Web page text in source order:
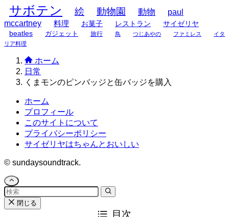
サボテン 絵 動物園 動物
paul
mccartney
料理 お菓子 レストラン サイゼリヤ
beatles ガジェット 旅行 鳥 つじあやの ファミレス
イタ
リア料理
ホーム
日常
くまモンのピンバッジと缶バッジを購入
ホーム
プロフィール
このサイトについて
プライバシーポリシー
サイゼリヤはちゃんとおいしい
© sundaysoundtrack.
閉じる
目次